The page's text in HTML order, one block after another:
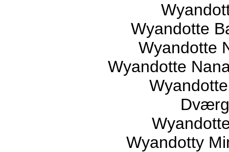
Wyandotte
Wyandotte
Wyandotte
Wyandotty